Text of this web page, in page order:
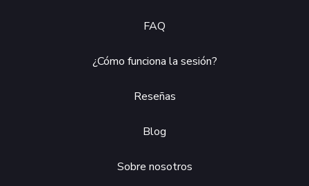
FAQ
¿Cómo funciona la sesión?
Reseñas
Blog
Sobre nosotros